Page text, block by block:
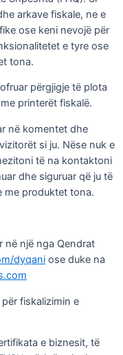
arkave fiskale, ne e
ose keni nevojë për
e tyre ose
tona.
përgjigje të plota
printerët fiskalë.
në komentet dhe
si ju. Nëse nuk e
të na kontaktoni
dhe siguruar që ju të
me produktet tona.
në një nga Qendrat
dyqani ose duke na
fiskalizimin e
e biznesit, të